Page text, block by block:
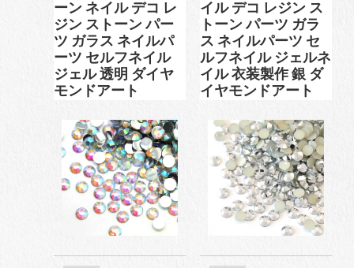
tools ツール
工具
便利品
収納ケース
ーン ネイル デコ レ
ジン ストーン パー
ツ ガラス ネイルパ
ーツ セルフネイル
ジェル 透明 ダイヤ
モンドアート
イル デコ レジン ス
トーン パーツ ガラ
ス ネイルパーツ セ
ルフネイル ジェルネ
イル 衣装製作 銀 ダ
イヤモンドアート